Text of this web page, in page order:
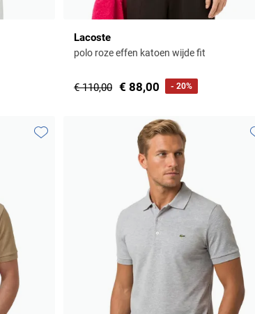
Lacoste
polo roze effen katoen wijde fit
€ 110,00 € 88,00 - 20%
Toevoegen aan favorieten